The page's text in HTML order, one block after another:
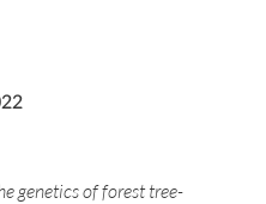
genetics of forest tree-